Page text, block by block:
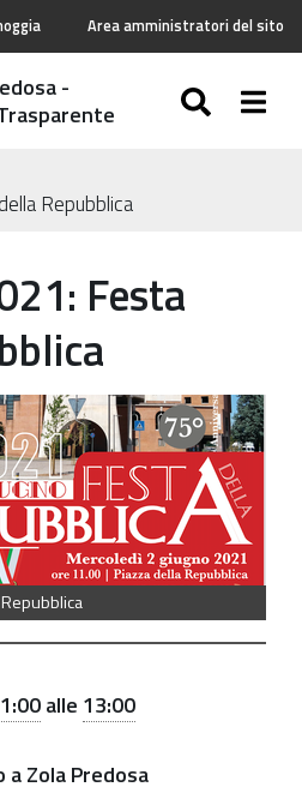
Area amministratori del sito
-
Repubblica
Festa
events/2-
alle 13:00
a Zola Predosa